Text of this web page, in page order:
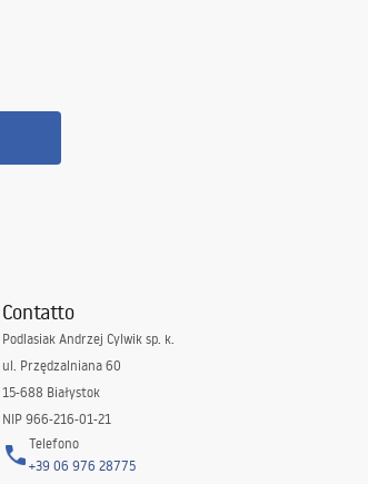
Contatto
Podlasiak Andrzej Cylwik sp. k.
ul. Przędzalniana 60
15-688 Białystok
NIP 966-216-01-21
Telefono
+39 06 976 28775